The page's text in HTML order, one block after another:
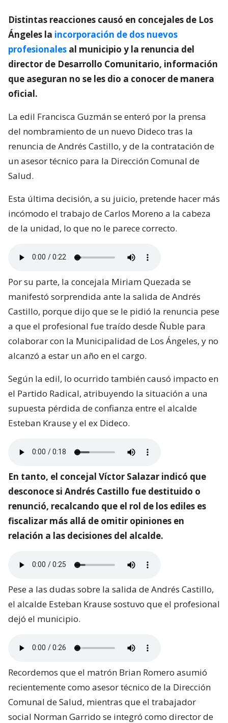
Distintas reacciones causó en concejales de Los
Ángeles la incorporación de dos nuevos
profesionales al municipio y la renuncia del
director de Desarrollo Comunitario, información
que aseguran no se les dio a conocer de manera
oficial.
La edil Francisca Guzmán se enteró por la prensa
del nombramiento de un nuevo Dideco tras la
renuncia de Andrés Castillo, y de la contratación de
un asesor técnico para la Dirección Comunal de
Salud.
Esta última decisión, a su juicio, pretende hacer más
incómodo el trabajo de Carlos Moreno a la cabeza
de la unidad, lo que no le parece correcto.
Por su parte, la concejala Miriam Quezada se
manifestó sorprendida ante la salida de Andrés
Castillo, porque dijo que se le pidió la renuncia pese
a que el profesional fue traído desde Ñuble para
colaborar con la Municipalidad de Los Ángeles, y no
alcanzó a estar un año en el cargo.
Según la edil, lo ocurrido también causó impacto en
el Partido Radical, atribuyendo la situación a una
supuesta pérdida de confianza entre el alcalde
Esteban Krause y el ex Dideco.
En tanto, el concejal Víctor Salazar indicó que
desconoce si Andrés Castillo fue destituido o
renunció, recalcando que el rol de los ediles es
fiscalizar más allá de omitir opiniones en
relación a las decisiones del alcalde.
Pese a las dudas sobre la salida de Andrés Castillo,
el alcalde Esteban Krause sostuvo que el profesional
dejó el municipio.
Recordemos que el matrón Brian Romero asumió
recientemente como asesor técnico de la Dirección
Comunal de Salud, mientras que el trabajador
social Norman Garrido se integró como director de